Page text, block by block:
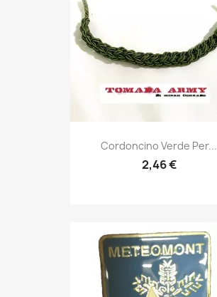
Anteprima
Cordoncino Verde Per...
2,46 €